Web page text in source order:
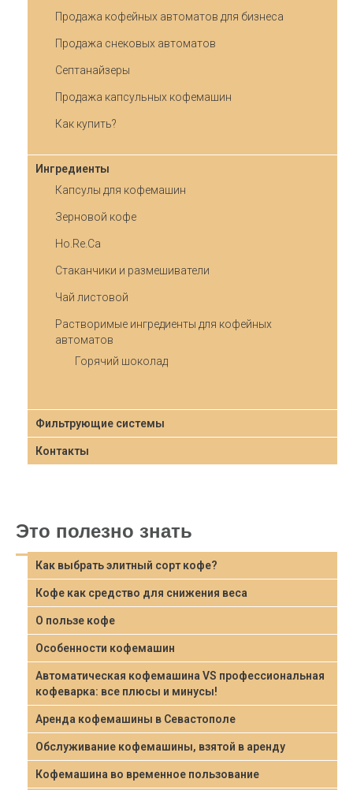
Продажа кофейных автоматов для бизнеса
Продажа снековых автоматов
Септанайзеры
Продажа капсульных кофемашин
Как купить?
Ингредиенты
Капсулы для кофемашин
Зерновой кофе
Ho.Re.Ca
Стаканчики и размешиватели
Чай листовой
Растворимые ингредиенты для кофейных
автоматов
Горячий шоколад
Фильтрующие системы
Контакты
Это полезно знать
Как выбрать элитный сорт кофе?
Кофе как средство для снижения веса
О пользе кофе
Особенности кофемашин
Автоматическая кофемашина VS профессиональная
кофеварка: все плюсы и минусы!
Аренда кофемашины в Севастополе
Обслуживание кофемашины, взятой в аренду
Кофемашина во временное пользование